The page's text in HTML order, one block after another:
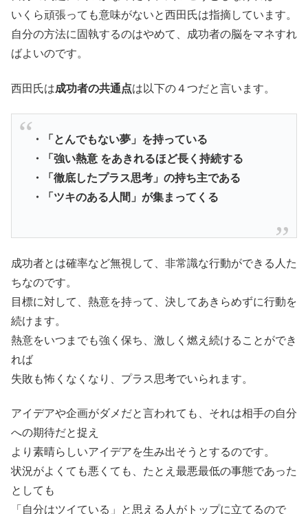
いくら頑張っても意味がないと西田氏は指摘しています。
自分の方法に固執するのはやめて、成功者の脳をマネすれ
ばよいのです。
西田氏は成功者の共通点は以下の４つだと言います。
・「とんでもない夢」を持っている
・「強い熱意 をあきれるほど長く持続する
・「徹底したプラス思考」の持ち主である
・「ツキのある人間」が集まってくる
成功者とは確率など無視して、非常識な行動ができる人た
ちなのです。
目標に対して、熱意を持って、決してあきらめずに行動を
続けます。
熱意をいつまでも強く保ち、激しく燃え続けることができ
れば
失敗も怖くなくなり、プラス思考でいられます。
アイデアや企画がダメだと言われても、それは相手の自分
への期待だと捉え
より素晴らしいアイデアを生み出そうとするのです。
状況がよくても悪くても、たとえ最悪最低の事態であった
としても
「自分はツイている」と思える人がトップに立てるので